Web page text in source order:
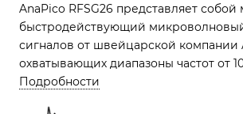
AnaPico RFSG26 представляет
быстродействующий
сигналов от швейцарской компании
охватывающих диапазоны частот от
ГГц с разрешением 0,001 Гц
Подробности